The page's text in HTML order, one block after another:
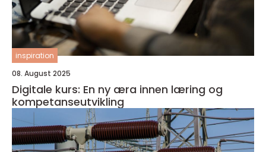
inspiration
08. August 2025
Digitale kurs: En ny æra innen læring og
kompetanseutvikling